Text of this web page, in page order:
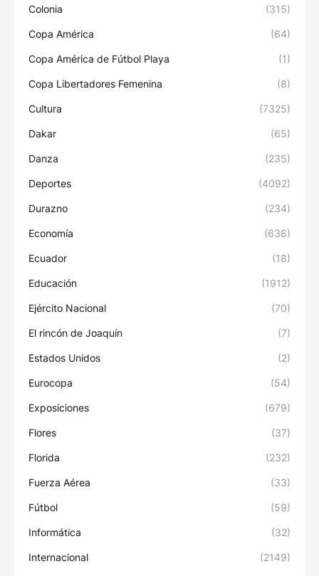
Colonia (315)
Copa América (64)
Copa América de Fútbol Playa (1)
Copa Libertadores Femenina (8)
Cultura (7325)
Dakar (65)
Danza (235)
Deportes (4092)
Durazno (234)
Economía (638)
Ecuador (18)
Educación (1912)
Ejército Nacional (70)
El rincón de Joaquín (7)
Estados Unidos (2)
Eurocopa (54)
Exposiciones (679)
Flores (37)
Florida (232)
Fuerza Aérea (33)
Fútbol (59)
Informática (32)
Internacional (2149)